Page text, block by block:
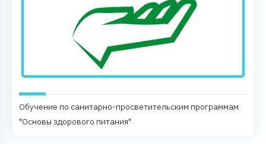
Обучение по санитарно-просветительским программам
"Основы здорового питания"